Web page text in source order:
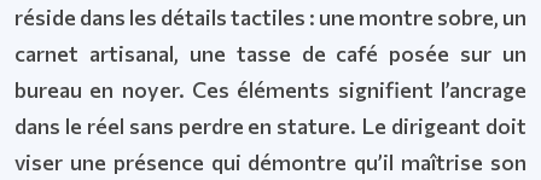
réside dans les détails tactiles : une montre sobre, un
carnet artisanal, une tasse de café posée sur un
bureau en noyer. Ces éléments signifient l’ancrage
dans le réel sans perdre en stature. Le dirigeant doit
viser une présence qui démontre qu’il maîtrise son